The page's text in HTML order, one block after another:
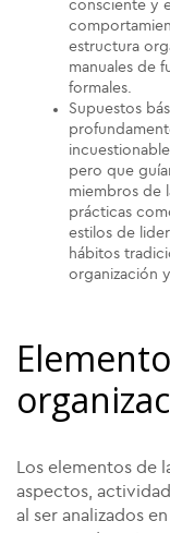
consciente y
estructura
manuales de
formales.
Supuestos
pero que
miembros de
prácticas
estilos de
hábitos
organización
Los elementos de
aspectos,
al ser analizados